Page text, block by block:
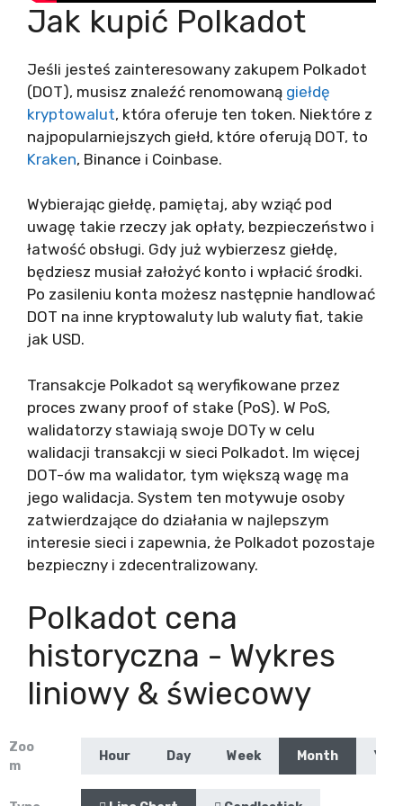
Jak kupić Polkadot
Jeśli jesteś zainteresowany zakupem Polkadot
(DOT), musisz znaleźć renomowaną giełdę
kryptowalut, która oferuje ten token. Niektóre z
najpopularniejszych giełd, które oferują DOT, to
Kraken, Binance i Coinbase.
Wybierając giełdę, pamiętaj, aby wziąć pod
uwagę takie rzeczy jak opłaty, bezpieczeństwo i
łatwość obsługi. Gdy już wybierzesz giełdę,
będziesz musiał założyć konto i wpłacić środki.
Po zasileniu konta możesz następnie handlować
DOT na inne kryptowaluty lub waluty fiat, takie
jak USD.
Transakcje Polkadot są weryfikowane przez
proces zwany proof of stake (PoS). W PoS,
walidatorzy stawiają swoje DOTy w celu
walidacji transakcji w sieci Polkadot. Im więcej
DOT-ów ma walidator, tym większą wagę ma
jego walidacja. System ten motywuje osoby
zatwierdzające do działania w najlepszym
interesie sieci i zapewnia, że Polkadot pozostaje
bezpieczny i zdecentralizowany.
Polkadot cena
historyczna - Wykres
liniowy & świecowy
Zoo
m
Hour Day Week Month Year